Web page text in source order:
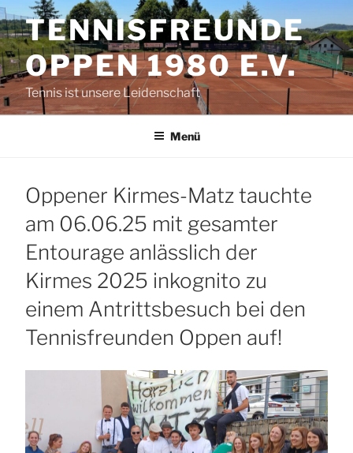
Zum
Inhalt
springenTENNISFREUNDE
OPPEN 1980 E.V.
Tennis ist unsere Leidenschaft
Menü
Oppener Kirmes-Matz tauchte
am 06.06.25 mit gesamter
Entourage anlässlich der
Kirmes 2025 inkognito zu
einem Antrittsbesuch bei den
Tennisfreunden Oppen auf!